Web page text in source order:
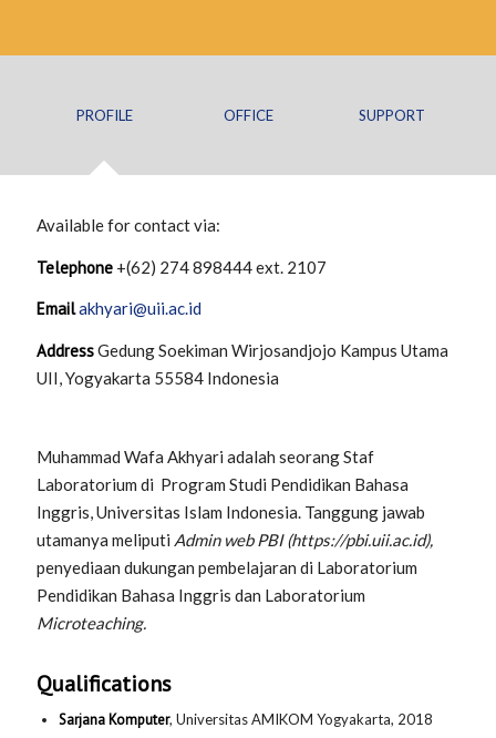
PROFILE OFFICE SUPPORT
Available for contact via:
Telephone+(62) 274 898444 ext. 2107
Emailakhyari@uii.ac.id
AddressGedung Soekiman Wirjosandjojo Kampus Utama
UII, Yogyakarta 55584Indonesia
Muhammad Wafa Akhyari adalah seorang Staf
Laboratorium di Program Studi Pendidikan Bahasa
Inggris, Universitas Islam Indonesia. Tanggung jawab
utamanya meliputi Admin web PBI (https://pbi.uii.ac.id),
penyediaan dukungan pembelajaran di Laboratorium
Pendidikan Bahasa Inggris dan Laboratorium
Microteaching.
Qualifications
Sarjana Komputer, Universitas AMIKOM Yogyakarta, 2018